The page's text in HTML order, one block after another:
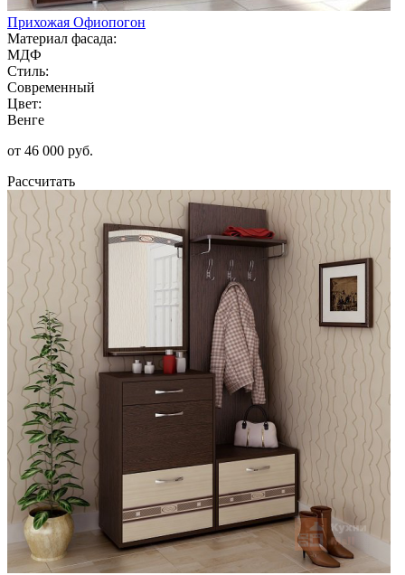
Прихожая Офиопогон
Материал фасада:
МДФ
Стиль:
Современный
Цвет:
Венге
от 46 000 руб.
Рассчитать